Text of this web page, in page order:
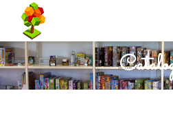
Vous êtes